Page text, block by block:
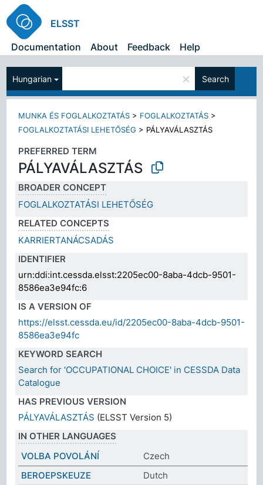
ELSST
Documentation
About Feedback Help
Hungarian × Search
MUNKA ÉS FOGLALKOZTATÁS > FOGLALKOZTATÁS >
FOGLALKOZTATÁSI LEHETŐSÉG > PÁLYAVÁLASZTÁS
PREFERRED TERM
PÁLYAVÁLASZTÁS
BROADER CONCEPT
FOGLALKOZTATÁSI LEHETŐSÉG
RELATED CONCEPTS
KARRIERTANÁCSADÁS
IDENTIFIER
urn:ddi:int.cessda.elsst:2205ec00-8aba-4dcb-9501-
8586ea3e94fc:6
IS A VERSION OF
https://elsst.cessda.eu/id/2205ec00-8aba-4dcb-9501-
8586ea3e94fc
KEYWORD SEARCH
Search for 'OCCUPATIONAL CHOICE' in CESSDA Data
Catalogue
HAS PREVIOUS VERSION
PÁLYAVÁLASZTÁS (ELSST Version 5)
IN OTHER LANGUAGES
VOLBA POVOLÁNÍ
Czech
BEROEPSKEUZE
Dutch